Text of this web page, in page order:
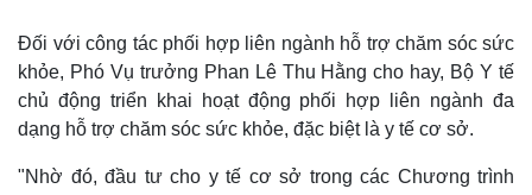
Kinh tế
Bất động sản
Khởi nghiệp
Thị trường
Giá vàng
Tiêu dùng
Chứng khoán
Đối với công tác phối hợp liên ngành hỗ trợ chăm sóc sức
khỏe, Phó Vụ trưởng Phan Lê Thu Hằng cho hay, Bộ Y tế
chủ động triển khai hoạt động phối hợp liên ngành đa
dạng hỗ trợ chăm sóc sức khỏe, đặc biệt là y tế cơ sở.
"Nhờ đó, đầu tư cho y tế cơ sở trong các Chương trình